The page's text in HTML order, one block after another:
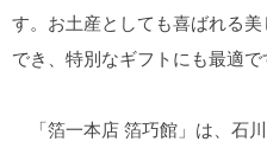
す。お土産としても喜ばれる
でき、特別なギフトにも最適で
「箔一本店 箔巧館」は、石